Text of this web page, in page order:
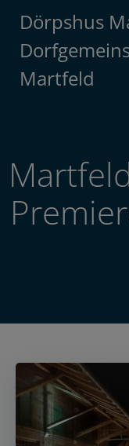
Dörpshus
Martfeld